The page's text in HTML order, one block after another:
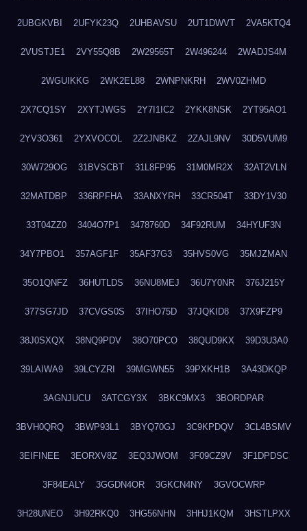
2UBGKVBI 2UFYK23Q 2UHBAVSU 2UT1DWVT 2VA5KTQ4
2VUSTJE1 2VY55Q8B 2W29565T 2W496244 2WADJS4M
2WGUIKKG 2WK2EL88 2WNPNKRH 2WV0ZHMD
2X7CQ1SY 2XYTJWGS 2Y7I1IC2 2YKK8NSK 2YT95AO1
2YV3O361 2YXVOCOL 2Z2JNBKZ 2ZAJL9NV 30D5VUM9
30W729OG 31BVSCBT 31L8FP95 31M0MR2X 32AT2VLN
32MATDBP 336RPFHA 33ANXYRH 33CR504T 33DY1V30
33T04ZZ0 3404O7P1 3478760D 34F92RUM 34HYUF3N
34Y7PBO1 357AGF1F 35AF37G3 35HVS0VG 35MJZMAN
35O1QNFZ 36HUTLDS 36NU8MEJ 36U7Y0NR 376J215Y
377SG7JD 37CVGS0S 37IHO75D 37JQKID8 37X9FZP9
38J0SXQX 38NQ9PDV 38O70PCO 38QUD9KX 39D3U3A0
39LAIWA9 39LCYZRI 39MGWN55 39PXKH1B 3A43DKQP
3AGNJUCU 3ATCGY3X 3BKC9MX3 3BORDPAR
3BVH0QRQ 3BWP93L1 3BYQ70GJ 3C9KPDQV 3CL4BSMV
3EIFINEE 3EORXV8Z 3EQ3JWOM 3F09CZ9V 3F1DPDSC
3F84EALY 3GGDN4OR 3GKCN4NY 3GVOCWRP
3H28UNEO 3H92RKQ0 3HG56NHN 3HHJ1KQM 3HSTLPXX